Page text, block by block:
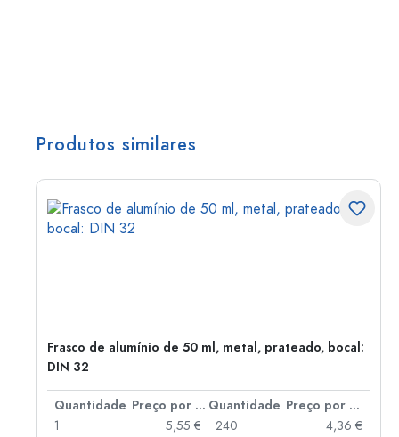
Produtos similares
Frasco de alumínio de 50 ml, metal, prateado, bocal:
DIN 32
Quantidade Preço por peça Quantidade
Preço por peça
1
5,55 €
240
4,36 €